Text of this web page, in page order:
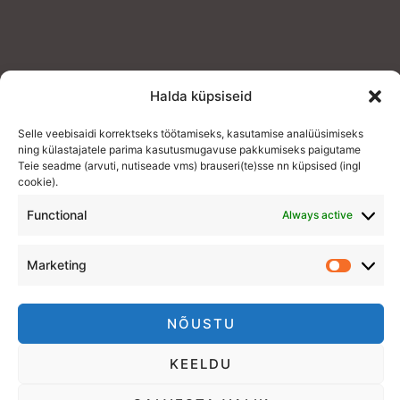
Halda küpsiseid
Selle veebisaidi korrektseks töötamiseks, kasutamise analüüsimiseks
ning külastajatele parima kasutusmugavuse pakkumiseks paigutame
Teie seadme (arvuti, nutiseade vms) brauseri(te)sse nn küpsised (ingl
cookie).
Functional Always active
Marketing
NÕUSTU
KEELDU